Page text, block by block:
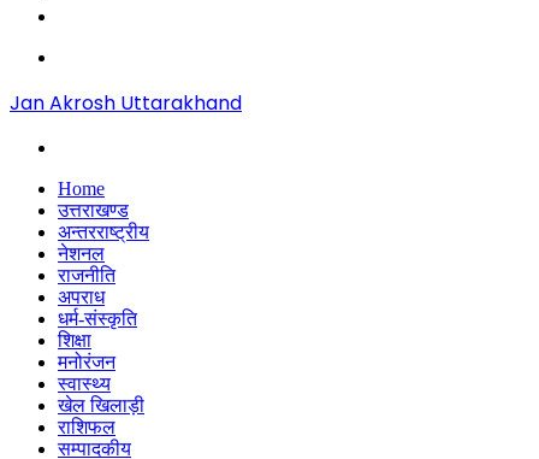
Jan Akrosh Uttarakhand
Home
उत्तराखण्ड
अन्तरराष्ट्रीय
नेशनल
राजनीति
अपराध
धर्म-संस्कृति
शिक्षा
मनोरंजन
स्वास्थ्य
खेल खिलाड़ी
राशिफल
सम्पादकीय